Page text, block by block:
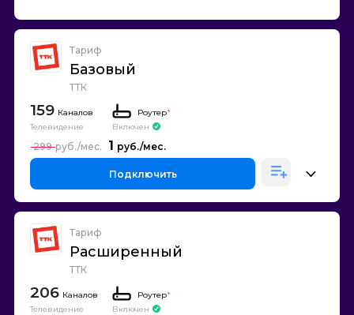
Тариф
Базовый
ТТК
159 Каналов
Телевидение
Роутер*
Включен
1
299
Подключить
Тариф
Расширенный
ТТК
206 Каналов
Телевидение
Роутер*
Включен